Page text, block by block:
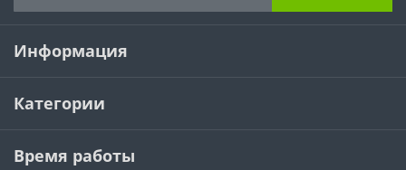
Информация
Категории
Время работы